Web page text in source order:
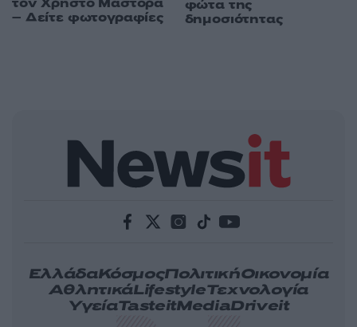
– Δείτε φωτογραφίες
φώτα της
δημοσιότητας
ΕλλάδαΚόσμοςΠολιτικήΟικονομία
ΑθλητικάLifestyleΤεχνολογία
ΥγείαTasteitMediaDriveit